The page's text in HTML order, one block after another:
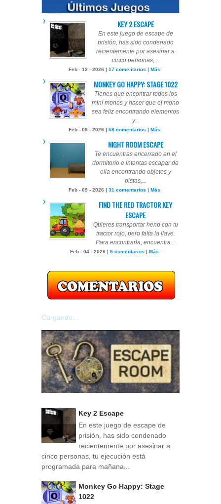
KEY 2 ESCAPE
En este juego de escape de
prisión, has sido condenado
recientemente por asesinar a
cinco personas,...
Feb - 12 - 2026 | 17 comentarios | Más
MONKEY GO HAPPY: STAGE 1022
Tienes que encontrar todos los
mini monos y hacer que el mono
sea feliz encontrando elementos
y...
Feb - 09 - 2026 | 58 comentarios | Más
NIGHT ROOM ESCAPE
Te encuentras encerrado en el
dormitorio e intentas escapar de
ella encontrando objetos y
pistas,...
Feb - 09 - 2026 | 31 comentarios | Más
FIND THE RED TRACTOR KEY
ESCAPE
Quieres transportar heno con tu
tractor rojo, pero falta la llave.
Para encontrarla, encuentra...
Feb - 04 - 2026 | 6 comentarios | Más
Cargando...
Key 2 Escape
En este juego de escape de
prisión, has sido condenado
recientemente por asesinar a
cinco personas, tu ejecución está
programada para mañana...
Monkey Go Happy: Stage
1022